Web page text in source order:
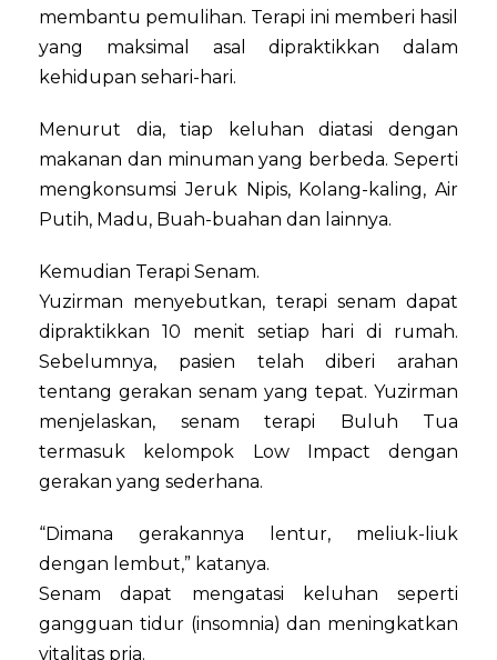
membantu pemulihan. Terapi ini memberi hasil
yang maksimal asal dipraktikkan dalam
kehidupan sehari-hari.
Menurut dia, tiap keluhan diatasi dengan
makanan dan minuman yang berbeda. Seperti
mengkonsumsi Jeruk Nipis, Kolang-kaling, Air
Putih, Madu, Buah-buahan dan lainnya.
Kemudian Terapi Senam.
Yuzirman menyebutkan, terapi senam dapat
dipraktikkan 10 menit setiap hari di rumah.
Sebelumnya, pasien telah diberi arahan
tentang gerakan senam yang tepat. Yuzirman
menjelaskan, senam terapi Buluh Tua
termasuk kelompok Low Impact dengan
gerakan yang sederhana.
“Dimana gerakannya lentur, meliuk-liuk
dengan lembut,” katanya.
Senam dapat mengatasi keluhan seperti
gangguan tidur (insomnia) dan meningkatkan
vitalitas pria.